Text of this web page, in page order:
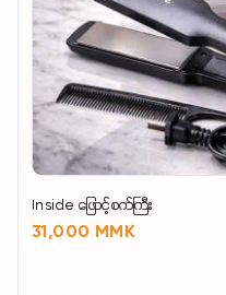
Inside ဖြောင့်စက်ကြီး
31,000 MMK